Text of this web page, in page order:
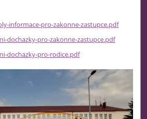
informace-pro-zakonne-zastupce.pdf
dochazky-pro-zakonne-zastupce.pdf
dochazky-pro-rodice.pdf